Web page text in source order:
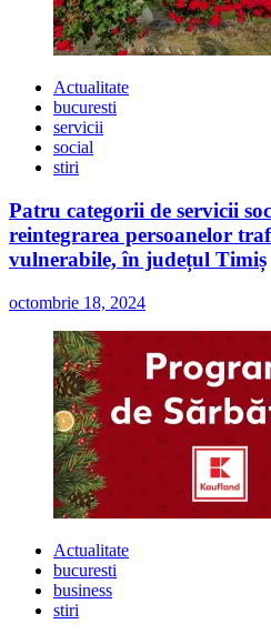
Actualitate
bucuresti
servicii
social
stiri
Patru categorii de servicii
reintegrarea persoanelor
vulnerabile, în județul Timiș
octombrie 18, 2024
Actualitate
bucuresti
business
stiri